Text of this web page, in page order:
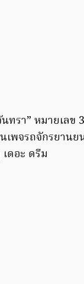
ทรา” หมายเลข
เพจรถจักรยาน
ดอะ ดรีม